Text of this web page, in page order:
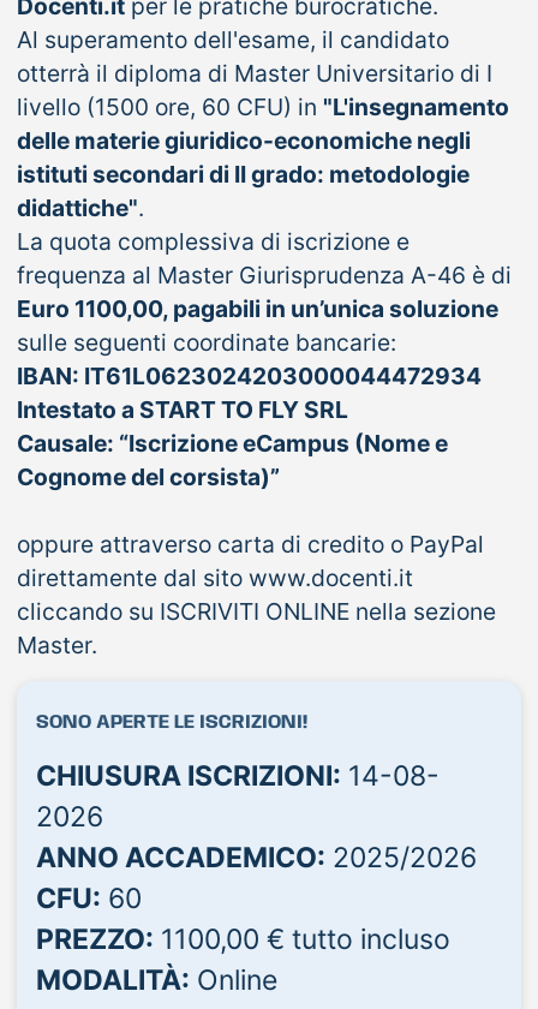
Docenti.it per le pratiche burocratiche.
Al superamento dell'esame, il candidato
otterrà il diploma di Master Universitario di I
livello (1500 ore, 60 CFU) in "L'insegnamento
delle materie giuridico-economiche negli
istituti secondari di II grado: metodologie
didattiche".
La quota complessiva di iscrizione e
frequenza al Master Giurisprudenza A-46 è di
Euro 1100,00, pagabili in un’unica soluzione
sulle seguenti coordinate bancarie:
IBAN: IT61L0623024203000044472934
Intestato a START TO FLY SRL
Causale: “Iscrizione eCampus (Nome e
Cognome del corsista)”
oppure attraverso carta di credito o PayPal
direttamente dal sito www.docenti.it
cliccando su ISCRIVITI ONLINE nella sezione
Master.
SONO APERTE LE ISCRIZIONI!
CHIUSURA ISCRIZIONI: 14-08-
2026
ANNO ACCADEMICO: 2025/2026
CFU: 60
PREZZO: 1100,00 € tutto incluso
MODALITÀ: Online